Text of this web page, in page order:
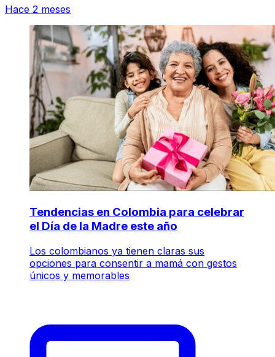
Hace 2 meses
Tendencias en Colombia para celebrar
el Día de la Madre este año
Los colombianos ya tienen claras sus
opciones para consentir a mamá con gestos
únicos y memorables